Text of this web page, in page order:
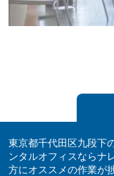
東京都千代田区九段下
ンタルオフィスならナ
方にオススメの作業が